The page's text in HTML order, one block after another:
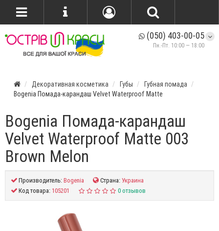
(050) 403-00-05
Пн.-Пт. 10:00 — 18:00
Декоративная косметика Губы
Губная помада
Bogenia Помада-карандаш Velvet Waterproof Matte
Bogenia Помада-карандаш
Velvet Waterproof Matte 003
Brown Melon
Производитель:Bogenia Страна:Украина
Код товара:105201 0 отзывов